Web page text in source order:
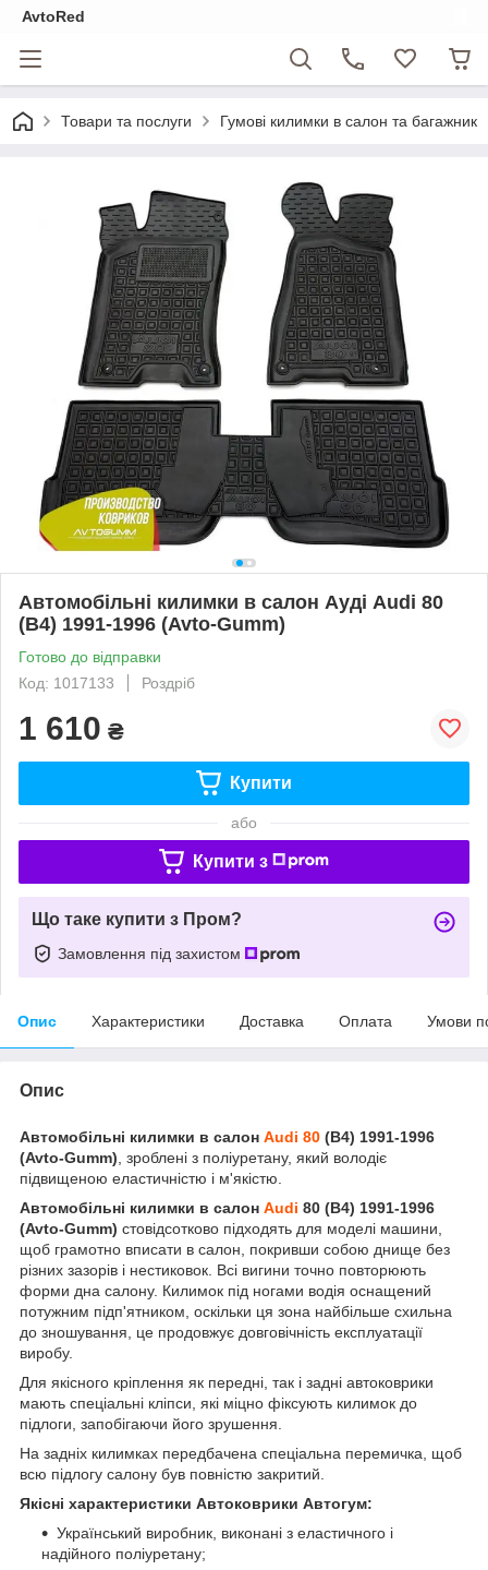
AvtoRed
Товари та послуги Гумові килимки в салон та багажник
Автомобільні килимки в салон Ауді Audi 80
(B4) 1991-1996 (Avto-Gumm)
Готово до відправки
Код: 1017133
Роздріб
1 610 ₴
Купити
або
Купити з
Що таке купити з Пром?
Замовлення під захистом
Опис Характеристики Доставка Оплата Умови
Опис
Автомобільні килимки в салон Audi 80 (B4) 1991-1996
(Avto-Gumm) , зроблені з поліуретану, який володіє
підвищеною еластичністю і м'якістю.
Автомобільні килимки в салон Audi 80 (B4) 1991-1996
(Avto-Gumm) стовідсотково підходять для моделі машини,
щоб грамотно вписати в салон, покривши собою днище без
різних зазорів і нестиковок. Всі вигини точно повторюють
форми дна салону. Килимок під ногами водія оснащений
потужним підп'ятником, оскільки ця зона найбільше схильна
до зношування, це продовжує довговічність експлуатації
виробу.
Для якісного кріплення як передні, так і задні автоковрики
мають спеціальні кліпси, які міцно фіксують килимок до
підлоги, запобігаючи його зрушення.
На задніх килимках передбачена спеціальна перемичка, щоб
всю підлогу салону був повністю закритий.
Якісні характеристики Автоковрики Автогум:
Український виробник, виконані з еластичного і
надійного поліуретану;